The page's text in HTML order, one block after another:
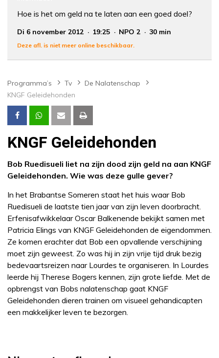
Hoe is het om geld na te laten aan een goed doel?
Di 6 november 2012 19:25 NPO 2 30 min
Deze afl. is niet meer online beschikbaar.
Programma’s Tv
De Nalatenschap
KNGF Geleidehonden
KNGF Geleidehonden
Bob Ruedisueli liet na zijn dood zijn geld na aan KNGF
Geleidehonden. Wie was deze gulle gever?
In het Brabantse Someren staat het huis waar Bob
Ruedisueli de laatste tien jaar van zijn leven doorbracht.
Erfenisafwikkelaar Oscar Balkenende bekijkt samen met
Patricia Elings van KNGF Geleidehonden de eigendommen.
Ze komen erachter dat Bob een opvallende verschijning
moet zijn geweest. Zo was hij in zijn vrije tijd druk bezig
bedevaartsreizen naar Lourdes te organiseren. In Lourdes
leerde hij Therese Bogers kennen, zijn grote liefde. Met de
opbrengst van Bobs nalatenschap gaat KNGF
Geleidehonden dieren trainen om visueel gehandicapten
een makkelijker leven te bezorgen.